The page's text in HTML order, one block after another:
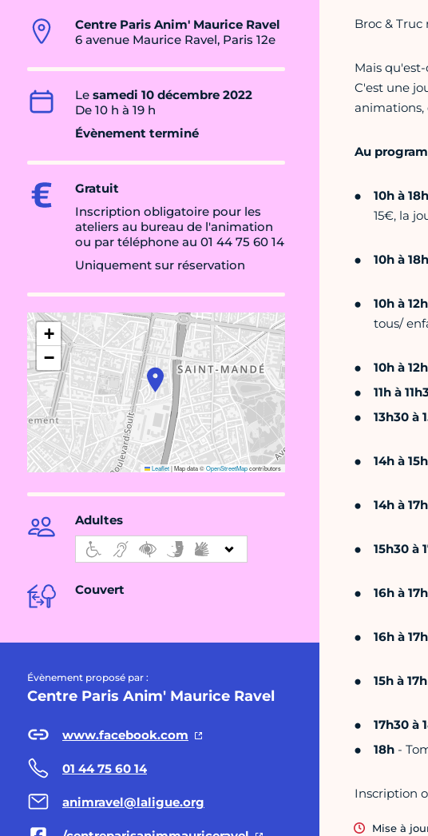
Centre Paris Anim' Maurice Ravel
6 avenue Maurice Ravel, Paris 12e
Le samedi 10 décembre 2022
De 10 h à 19 h
Évènement terminé
Gratuit
Inscription obligatoire pour les
ateliers au bureau de l'animation
ou par téléphone au 01 44 75 60 14
Uniquement sur réservation
+
−
Leaflet|Map data ©OpenStreetMapcontributors
Adultes
Couvert
Évènement proposé par :
Centre Paris Anim' Maurice Ravel
www.facebook.com
01 44 75 60 14
animravel@laligue.org
Broc & Truc
Mais
C'est une
animations,
Au
10h à 18h
15€, la
10h à 18h
10h à 12h
tous/
10h à 12h
11h à
13h30 à
14h à
14h à 17h
15h30 à
16h à
16h à
15h à 17h
17h30 à
18h-
Inscription
Mise à